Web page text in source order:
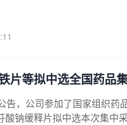
片等拟中选全国药品
告，公司参加了国家组织
酸钠缓释片拟中选本次集中